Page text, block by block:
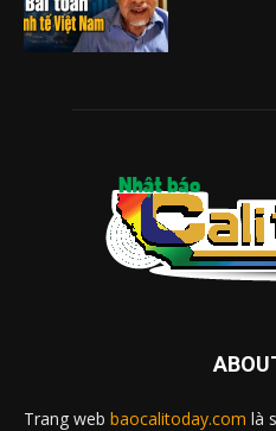
Trang web baocalitoday.com là